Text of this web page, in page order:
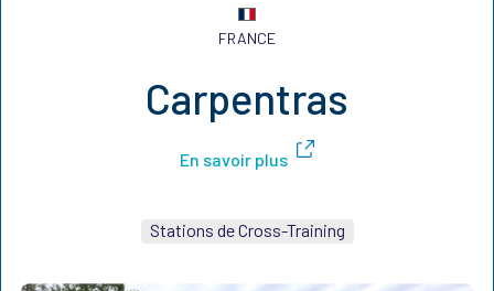
FRANCE
Carpentras
En savoir plus
Stations de Cross-Training